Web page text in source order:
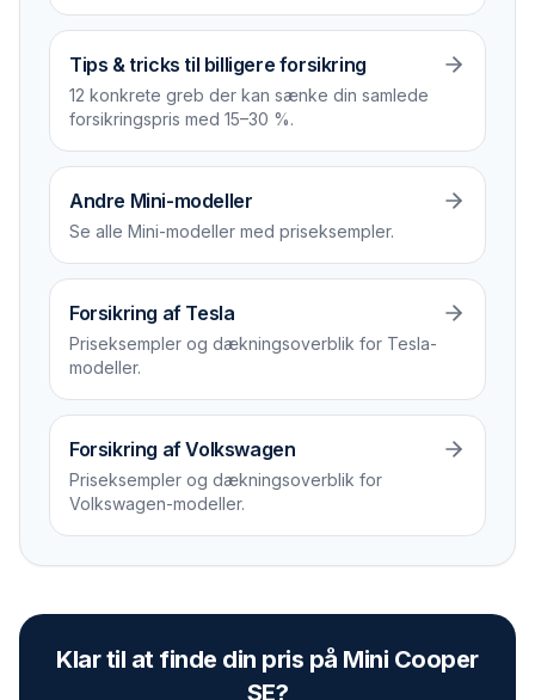
Tips & tricks til billigere forsikring
12 konkrete greb der kan sænke din samlede
forsikrings­pris med 15–30 %.
Andre Mini-modeller
Se alle Mini-modeller med priseksempler.
Forsikring af Tesla
Priseksempler og dækningsoverblik for Tesla-
modeller.
Forsikring af Volkswagen
Priseksempler og dækningsoverblik for
Volkswagen-modeller.
Klar til at finde din pris på Mini Cooper
SE?